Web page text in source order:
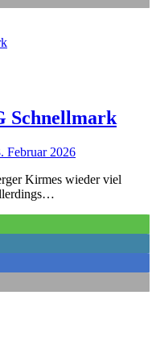
Schnellmark
Februar 2026
Kirmes wieder viel